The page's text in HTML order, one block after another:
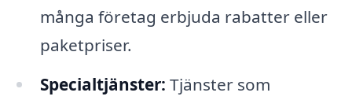
många företag erbjuda rabatter eller
paketpriser.
Specialtjänster: Tjänster som